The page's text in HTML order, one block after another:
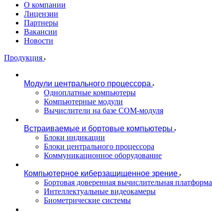
О компании
Лицензии
Партнеры
Вакансии
Новости
Продукция
Модули центрального процессора
Одноплатные компьютеры
Компьютерные модули
Вычислители на базе COM-модуля
Встраиваемые и бортовые компьютеры
Блоки индикации
Блоки центрального процессора
Коммуникационное оборудование
Компьютерное киберзащищенное зрение
Бортовая доверенная вычислительная платформа
Интеллектуальные видеокамеры
Биометрические системы